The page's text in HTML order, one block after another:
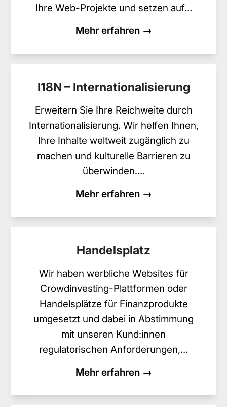
Ihre Web-Projekte und setzen auf…
Mehr erfahren →
I18N – Internationalisierung
Erweitern Sie Ihre Reichweite durch
Internationalisierung. Wir helfen Ihnen,
Ihre Inhalte weltweit zugänglich zu
machen und kulturelle Barrieren zu
überwinden.…
Mehr erfahren →
Handelsplatz
Wir haben werbliche Websites für
Crowdinvesting-Plattformen oder
Handelsplätze für Finanzprodukte
umgesetzt und dabei in Abstimmung
mit unseren Kund:innen
regulatorischen Anforderungen,…
Mehr erfahren →